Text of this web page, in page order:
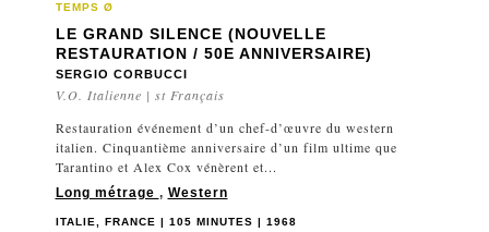
TEMPS Ø
LE GRAND SILENCE (NOUVELLE
RESTAURATION / 50E ANNIVERSAIRE)
SERGIO CORBUCCI
V.O. Italienne | st Français
Restauration événement d’un chef-d’œuvre du western
italien. Cinquantième anniversaire d’un film ultime que
Tarantino et Alex Cox vénèrent et...
Long métrage , Western
ITALIE, FRANCE | 105 MINUTES | 1968